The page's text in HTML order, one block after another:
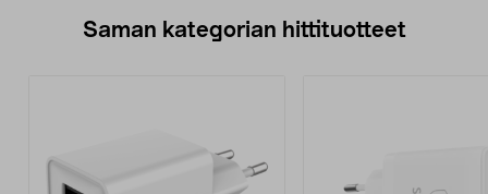
Saman kategorian hittituotteet